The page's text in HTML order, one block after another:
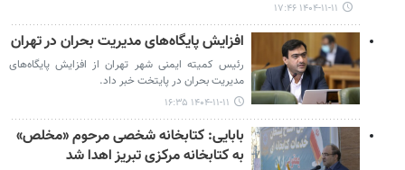
۱۴۰۴-۱۱-۱۱ ۱۷:۴۶
افزایش پایگاه‌های مدیریت بحران در تهران
رئیس کمیته ایمنی شهر تهران از افزایش پایگاه‌های
مدیریت بحران در پایتخت خبر داد.
۱۴۰۴-۱۱-۱۱ ۱۶:۳۵
بابایی: کتابخانه شخصی مرحوم «مخلص»
به کتابخانه مرکزی تبریز اهدا شد